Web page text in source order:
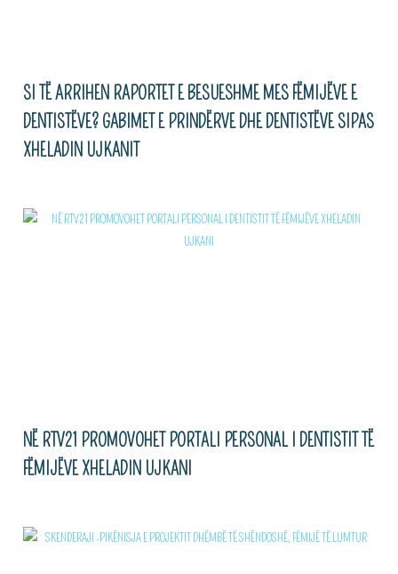
SI TË ARRIHEN RAPORTET E BESUESHME MES FËMIJËVE E
DENTISTËVE? GABIMET E PRINDËRVE DHE DENTISTËVE SIPAS
XHELADIN UJKANIT
NË RTV21 PROMOVOHET PORTALI PERSONAL I DENTISTIT TË
FËMIJËVE XHELADIN UJKANI